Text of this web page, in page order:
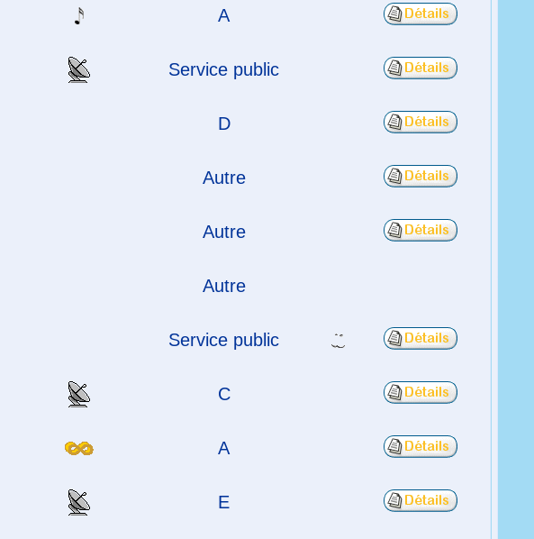
A
Service public
D
Autre
Autre
Autre
Service public
C
A
E